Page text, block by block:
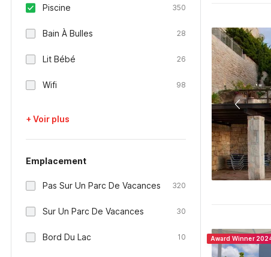
Piscine 350
Bain À Bulles 28
Lit Bébé 26
Wifi 98
+ Voir plus
Emplacement
Pas Sur Un Parc De Vacances 320
Sur Un Parc De Vacances 30
Bord Du Lac 10 Award Winner